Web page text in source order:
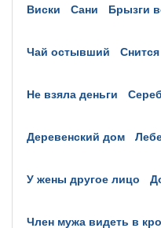
виски сани брызги
чай остывший
не взяла деньги
деревенский дом
у жены другое лицо
член мужа видеть в